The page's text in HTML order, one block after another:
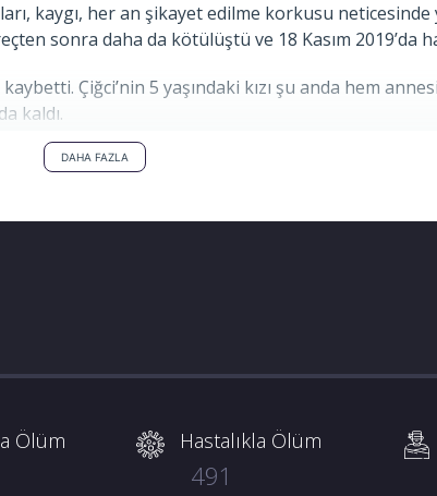
kaygı, her an şikayet edilme korkusu
sonra daha da kötülüştü ve 18 Kasım 2019’da
Çiğci’nin 5 yaşındaki kızı şu anda hem
kaldı.
yaşadığı hadiseler, kaygı ve her an şikayet
DAHA FAZLA
Ölüm Hastalıkla Ölüm
491